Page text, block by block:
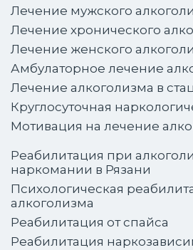
Лечение мужского
Лечение хронического
Лечение женского
Амбулаторное лечение
Лечение алкоголизма в
Круглосуточная
Мотивация на лечение
Реабилитация при
наркомании в Рязани
Психологическая
алкоголизма
Реабилитация от спайса
Реабилитация